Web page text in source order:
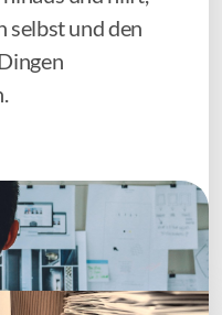
selbst und den